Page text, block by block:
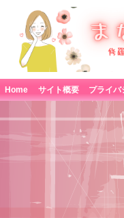
Home サイト概要 プライバ